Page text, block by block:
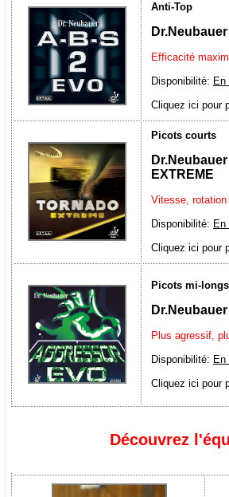
Anti-Top
Efficacité
Disponibilité:
Cliquez ici pour
Picots courts
EXTREME
Vitesse,
Disponibilité:
Cliquez ici pour
Picots mi-longs
Plus agressif,
Disponibilité:
Cliquez ici pour
Découvrez